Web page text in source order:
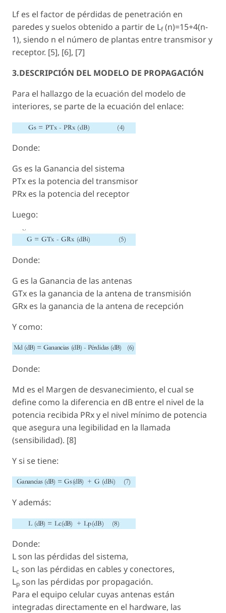
Lf es el factor de pérdidas de penetración en
paredes y suelos obtenido a partir de Lf(n)=15+4(n-
1), siendo n el número de plantas entre transmisor y
receptor. [5], [6], [7]
3.DESCRIPCIÓN DEL MODELO DE PROPAGACIÓN
Para el hallazgo de la ecuación del modelo de
interiores, se parte de la ecuación del enlace:
Donde:
Gs es la Ganancia del sistema
PTx es la potencia del transmisor
PRx es la potencia del receptor
Luego:
Donde:
G es la Ganancia de las antenas
GTx es la ganancia de la antena de transmisión
GRx es la ganancia de la antena de recepción
Y como:
Donde:
Md es el Margen de desvanecimiento, el cual se
define como la diferencia en dB entre el nivel de la
potencia recibida PRx y el nivel mínimo de potencia
que asegura una legibilidad en la llamada
(sensibilidad). [8]
Y si se tiene:
Y además:
Donde:
L son las pérdidas del sistema,
Lc son las pérdidas en cables y conectores,
Lp son las pérdidas por propagación.
Para el equipo celular cuyas antenas están
integradas directamente en el hardware, las